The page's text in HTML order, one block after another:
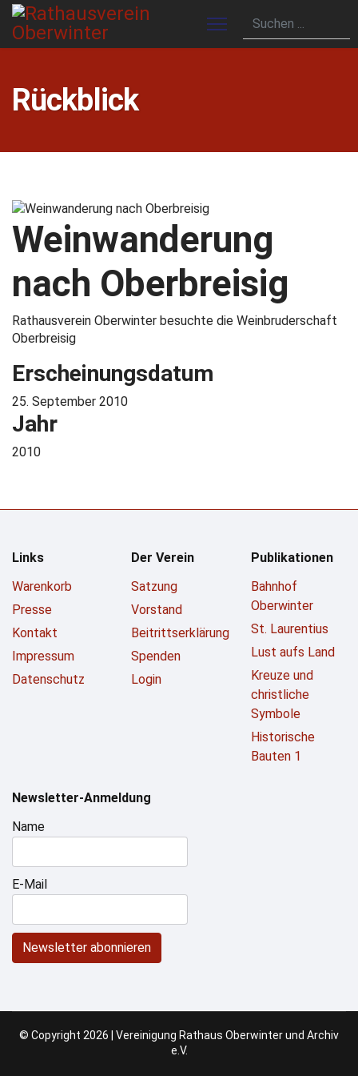
Rückblick
Weinwanderung
nach Oberbreisig
Rathausverein Oberwinter besuchte die Weinbruderschaft
Oberbreisig
Erscheinungsdatum
25. September 2010
Jahr
2010
Links
Warenkorb
Presse
Kontakt
Impressum
Datenschutz
Der Verein
Satzung
Vorstand
Beitrittserklärung
Spenden
Login
Publikationen
Bahnhof
Oberwinter
St. Laurentius
Lust aufs Land
Kreuze und
christliche
Symbole
Historische
Bauten 1
Newsletter-Anmeldung
Name
E-Mail
Newsletter abonnieren
© Copyright 2026 | Vereinigung Rathaus Oberwinter und Archiv
e.V.